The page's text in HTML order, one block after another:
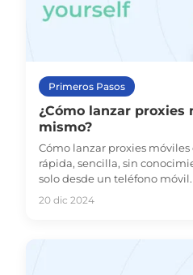
Primeros Pasos
¿Cómo lanzar proxies
mismo?
Cómo lanzar proxies
rápida, sencilla, sin
solo desde un teléfono móvil.
20 dic 2024